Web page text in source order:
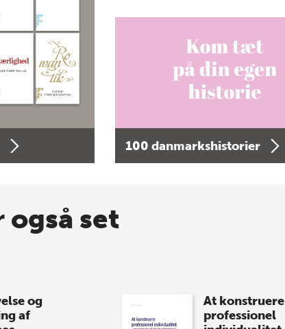
100 danmarkshistorier
også set
og
af
At konstruere
professionel